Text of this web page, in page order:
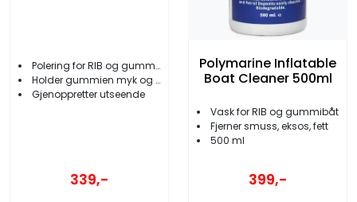
Polering for RIB og gummibåt
Holder gummien myk og beskyttet
Gjenoppretter utseende
339,-
Polymarine Inflatable
Boat Cleaner 500ml
Vask for RIB og gummibåt
Fjerner smuss, eksos, fett
500 ml
399,-